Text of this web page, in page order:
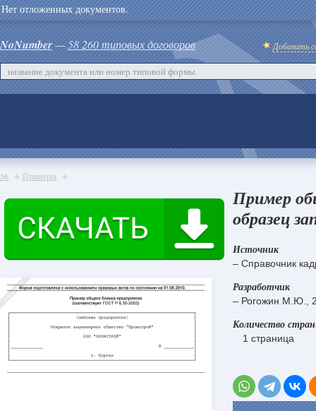
Нет отложенных документов.
NoNumber—58 260 типовых договоров Добавить
№ Примеры
Пример
образец
Источник
– Справочник
Разработчик
– Рогожин М.Ю.,
Количество
1 страница